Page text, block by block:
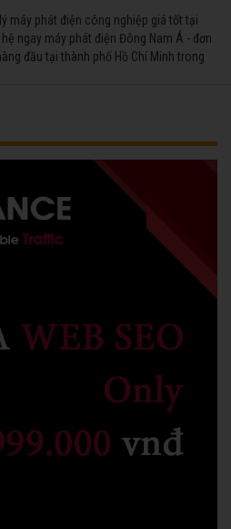
máy phát điện công nghiệp giá tốt tại
ngay máy phát điện Đông Nam Á - đơn
đầu tại thành phố Hồ Chí Minh trong